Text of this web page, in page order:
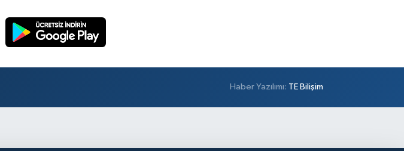
Haber Yazılımı: TE Bilişim